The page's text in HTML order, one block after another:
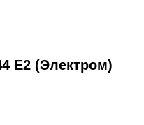
E2 (Электром)